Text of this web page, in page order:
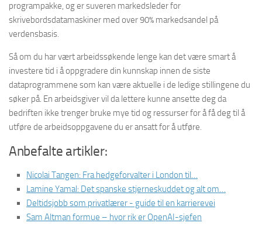
programpakke, og er suveren markedsleder for
skrivebordsdatamaskiner med over 90% markedsandel på
verdensbasis.
Så om du har vært arbeidssøkende lenge kan det være smart å
investere tid i å oppgradere din kunnskap innen de siste
dataprogrammene som kan være aktuelle i de ledige stillingene du
søker på. En arbeidsgiver vil da lettere kunne ansette deg da
bedriften ikke trenger bruke mye tid og ressurser for å få deg til å
utføre de arbeidsoppgavene du er ansatt for å utføre.
Anbefalte artikler:
Nicolai Tangen: Fra hedgeforvalter i London til…
Lamine Yamal: Det spanske stjerneskuddet og alt om…
Deltidsjobb som privatlærer - guide til en karrierevei
Sam Altman formue – hvor rik er OpenAI-sjefen